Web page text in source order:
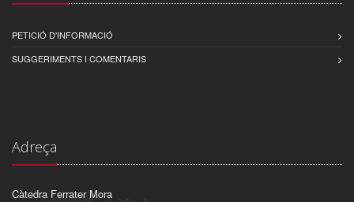
PETICIÓ D'INFORMACIÓ
SUGGERIMENTS I COMENTARIS
Adreça
Càtedra Ferrater Mora